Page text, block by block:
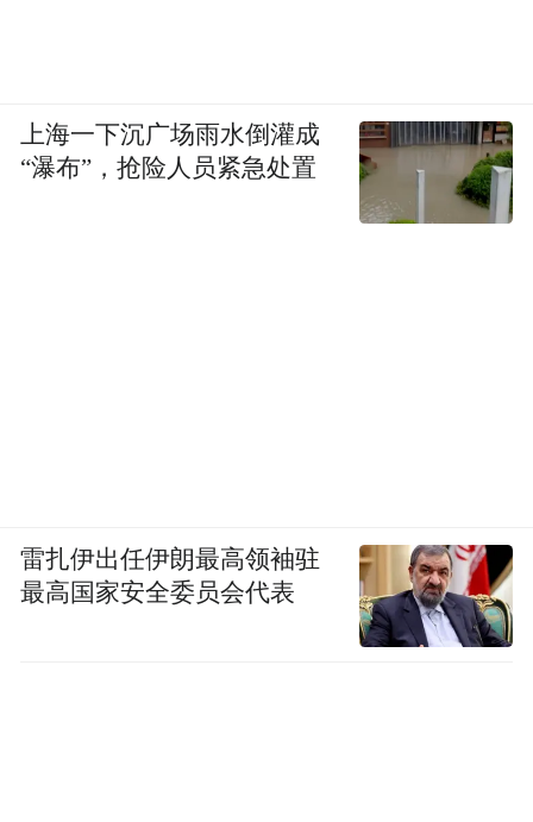
上海一下沉广场雨水倒灌成
“瀑布”，抢险人员紧急处置
雷扎伊出任伊朗最高领袖驻
最高国家安全委员会代表